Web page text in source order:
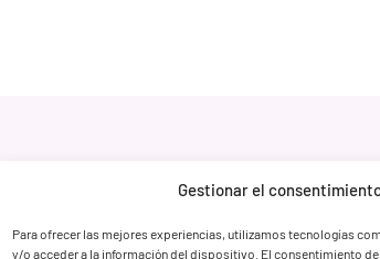
Gestionar el
Para ofrecer las mejores experiencias, utilizamos tecnologías
y/o acceder a la información del dispositivo. El consentimiento